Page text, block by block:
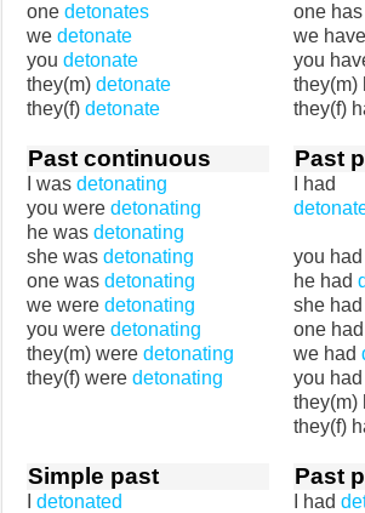
one detonates
we detonate
you detonate
they(m) detonate
they(f) detonate
one has
we have
you
they(m)
they(f)
Past continuous
I was detonating
you were detonating
he was detonating
she was detonating
one was detonating
we were detonating
you were detonating
they(m) were detonating
they(f) were detonating
Past
I had
you had
he had
she had
one had
we had
you had
they(m)
they(f)
Simple past
detonated
Past
I had